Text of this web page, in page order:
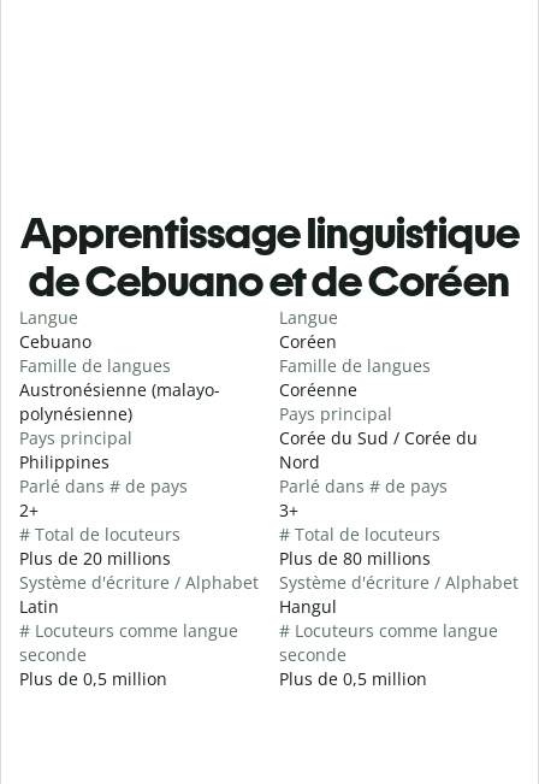
Apprentissage linguistique
de Cebuano et de Coréen
Langue
Cebuano
Famille de langues
Austronésienne (malayo-
polynésienne)
Pays principal
Philippines
Parlé dans # de pays
2+
# Total de locuteurs
Plus de 20 millions
Système d'écriture / Alphabet
Latin
# Locuteurs comme langue
seconde
Plus de 0,5 million
Langue
Coréen
Famille de langues
Coréenne
Pays principal
Corée du Sud / Corée du
Nord
Parlé dans # de pays
3+
# Total de locuteurs
Plus de 80 millions
Système d'écriture / Alphabet
Hangul
# Locuteurs comme langue
seconde
Plus de 0,5 million